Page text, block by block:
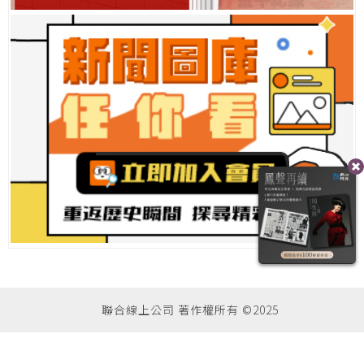
聯合線上公司 著作權所有 ©2025